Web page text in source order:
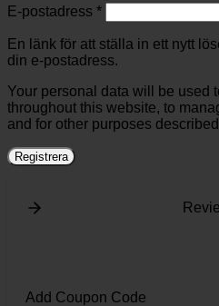
E-postadress *Obligatoriskt
En länk för att ställa in ett nytt
din e-postadress.
Your personal data will be used
throughout this website, to
and for other purposes
Registrera
Add Coupon Code